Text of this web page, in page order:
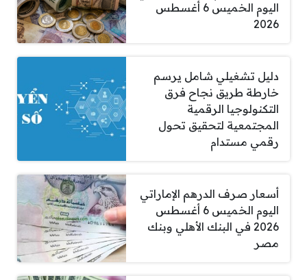
اليوم الخميس 6 أغسطس
2026
دليل تشغيلي شامل يرسم
خارطة طريق نجاح فرق
التكنولوجيا الرقمية
المجتمعية لتحقيق تحول
رقمي مستدام
أسعار صرف الدرهم الإماراتي
اليوم الخميس 6 أغسطس
2026 في البنك الأهلي وبنك
مصر